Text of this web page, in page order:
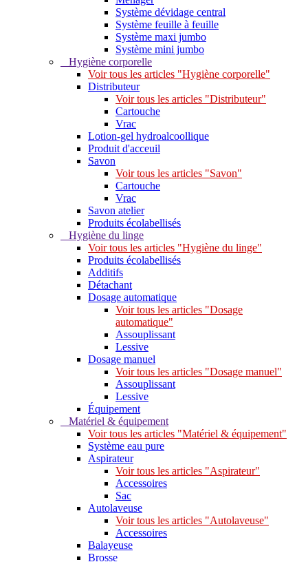
Système dévidage central
Système feuille à feuille
Système maxi jumbo
Système mini jumbo
Hygiène corporelle
Voir tous les articles "Hygiène corporelle"
Distributeur
Voir tous les articles "Distributeur"
Cartouche
Vrac
Lotion-gel hydroalcoollique
Produit d'acceuil
Savon
Voir tous les articles "Savon"
Cartouche
Vrac
Savon atelier
Produits écolabellisés
Hygiène du linge
Voir tous les articles "Hygiène du linge"
Produits écolabellisés
Additifs
Détachant
Dosage automatique
Voir tous les articles "Dosage
automatique"
Assouplissant
Lessive
Dosage manuel
Voir tous les articles "Dosage manuel"
Assouplissant
Lessive
Équipement
Matériel & équipement
Voir tous les articles "Matériel & équipement"
Système eau pure
Aspirateur
Voir tous les articles "Aspirateur"
Accessoires
Sac
Autolaveuse
Voir tous les articles "Autolaveuse"
Accessoires
Balayeuse
Brosse